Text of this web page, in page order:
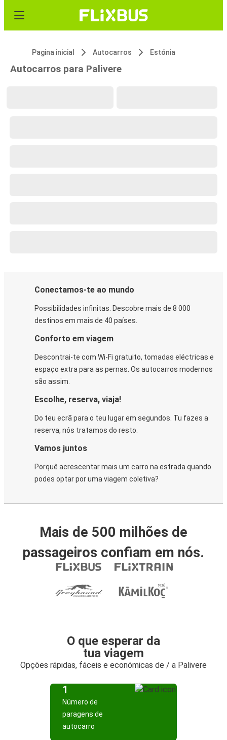
Pagina inicial Autocarros Estónia
Autocarros para Palivere
Conectamos-te ao mundo
Possibilidades infinitas. Descobre mais de 8 000
destinos em mais de 40 países.
Conforto em viagem
Descontrai-te com Wi-Fi gratuito, tomadas eléctricas e
espaço extra para as pernas. Os autocarros modernos
são assim.
Escolhe, reserva, viaja!
Do teu ecrã para o teu lugar em segundos. Tu fazes a
reserva, nós tratamos do resto.
Vamos juntos
Porquê acrescentar mais um carro na estrada quando
podes optar por uma viagem coletiva?
Mais de 500 milhões de
passageiros confiam em nós.
O que esperar da
tua viagem
Opções rápidas, fáceis e económicas de / a Palivere
1
Número de
paragens de
autocarro